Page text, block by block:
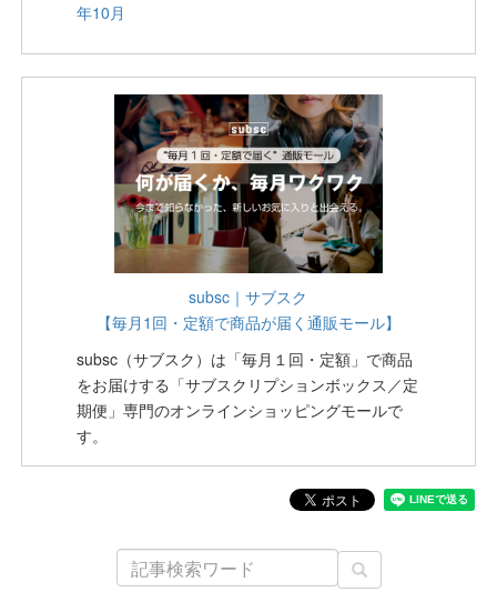
年10月
subsc｜サブスク
【毎月1回・定額で商品が届く通販モール】
subsc（サブスク）は「毎月１回・定額」で商品
をお届けする「サブスクリプションボックス／定
期便」専門のオンラインショッピングモールで
す。